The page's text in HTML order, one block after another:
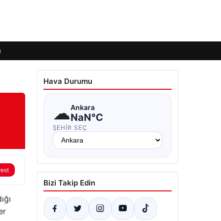
Hava Durumu
☁Ankara
NaN°C
ŞEHIR SEÇ
Bizi Takip Edin